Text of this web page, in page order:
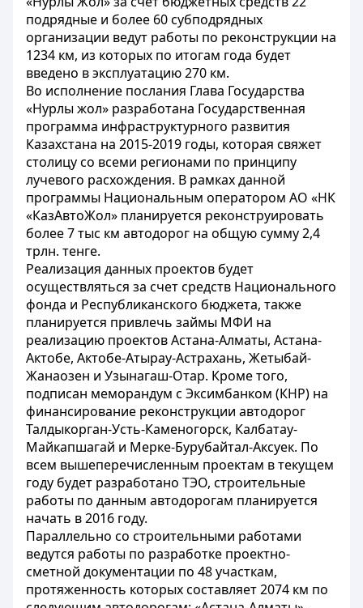
подрядные и более 60 субподрядных
организации ведут работы по реконструкции на
1234 км, из которых по итогам года будет
введено в эксплуатацию 270 км.
Во исполнение послания Глава Государства
«Нурлы жол» разработана Государственная
программа инфраструктурного развития
Казахстана на 2015-2019 годы, которая свяжет
столицу со всеми регионами по принципу
лучевого расхождения. В рамках данной
программы Национальным оператором АО «НК
«КазАвтоЖол» планируется реконструировать
более 7 тыс км автодорог на общую сумму 2,4
трлн. тенге.
Реализация данных проектов будет
осуществляться за счет средств Национального
фонда и Республиканского бюджета, также
планируется привлечь займы МФИ на
реализацию проектов Астана-Алматы, Астана-
Актобе, Актобе-Атырау-Астрахань, Жетыбай-
Жанаозен и Узынагаш-Отар. Кроме того,
подписан меморандум с Эксимбанком (КНР) на
финансирование реконструкции автодорог
Талдыкорган-Усть-Каменогорск, Калбатау-
Майкапшагай и Мерке-Бурубайтал-Аксуек. По
всем вышеперечисленным проектам в текущем
году будет разработано ТЭО, строительные
работы по данным автодорогам планируется
начать в 2016 году.
Параллельно со строительными работами
ведутся работы по разработке проектно-
сметной документации по 48 участкам,
протяженность которых составляет 2074 км по